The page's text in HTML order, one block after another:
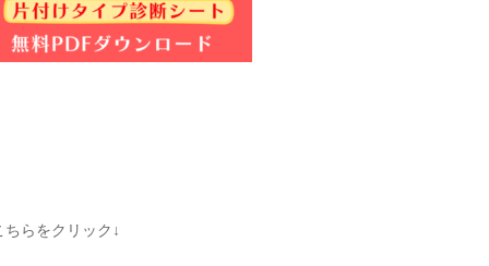
ちらをクリック↓